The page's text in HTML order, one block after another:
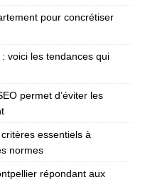
pour concrétiser
voici les tendances qui
permet d’éviter les
essentiels à
normes
répondant aux